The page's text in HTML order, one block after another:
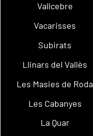
Vallcebre
Vacarisses
Subirats
Llinars del Vallès
Les Masies de Roda
Les Cabanyes
La Quar